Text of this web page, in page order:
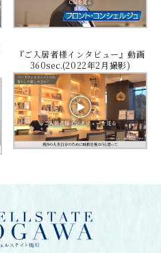
『ご入居者様インタビュー』動画
360sec.(2022年2月撮影)